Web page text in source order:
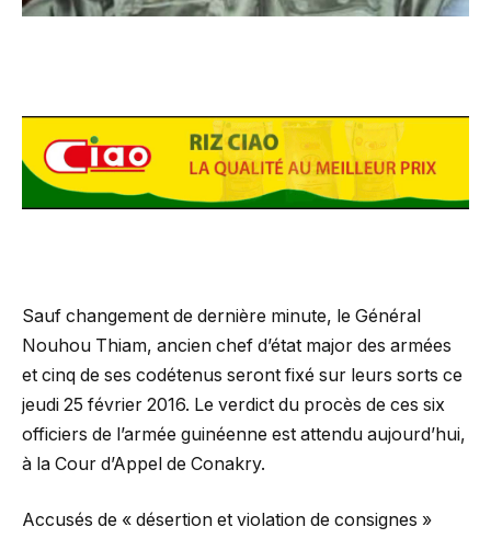
Sauf changement de dernière minute, le Général
Nouhou Thiam, ancien chef d’état major des armées
et cinq de ses codétenus seront fixé sur leurs sorts ce
jeudi 25 février 2016. Le verdict du procès de ces six
officiers de l’armée guinéenne est attendu aujourd’hui,
à la Cour d’Appel de Conakry.
Accusés de « désertion et violation de consignes »